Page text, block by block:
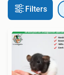
Filters